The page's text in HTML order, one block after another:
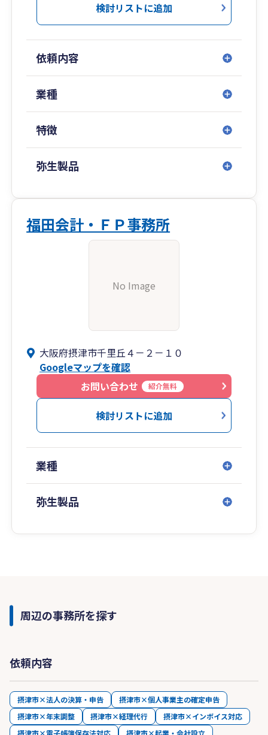
検討リストに追加
依頼内容
業種
特徴
弥生製品
福田会計・ＦＰ事務所
No Image
大阪府摂津市千里丘４－２－１０
Googleマップを確認
お問い合わせ
紹介無料
検討リストに追加
業種
弥生製品
周辺の事務所を探す
依頼内容
摂津市×法人の決算・申告
摂津市×個人事業主の確定申告
摂津市×年末調整
摂津市×経理代行
摂津市×インボイス対応
摂津市×電子帳簿保存法対応
摂津市×起業・会社設立